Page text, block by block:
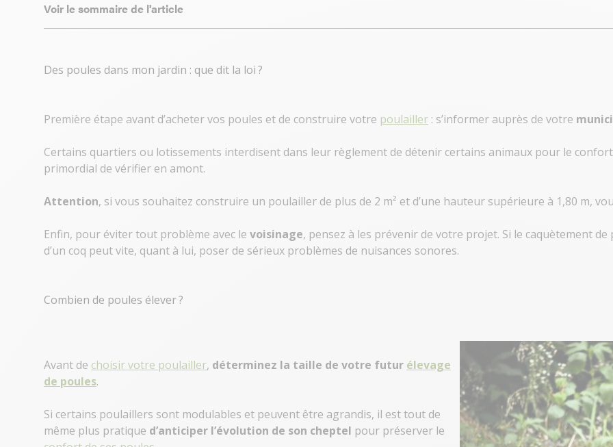
Voir le sommaire de l'article
Des poules dans mon jardin : que dit la loi ?
Première étape avant d’acheter vos poules et de construire votre poulailler : s’informer auprès de votre
Certains quartiers ou lotissements interdisent dans leur règlement de détenir certains animaux pour le
primordial de vérifier en amont.
Attention, si vous souhaitez construire un poulailler de plus de 2 m² et d’une hauteur supérieure à 1,80 m,
Enfin, pour éviter tout problème avec le voisinage, pensez à les prévenir de votre projet. Si le caquètement
d’un coq peut vite, quant à lui, poser de sérieux problèmes de nuisances sonores.
Combien de poules élever ?
Avant de choisir votre poulailler, déterminez la taille de votre futur élevage
de poules.
Si certains poulaillers sont modulables et peuvent être agrandis, il est tout de
même plus pratique d’anticiper l’évolution de son cheptel pour préserver le